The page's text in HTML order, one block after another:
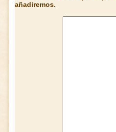
añadiremos.